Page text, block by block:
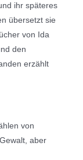
ihr späteres
übersetzt sie
von Ida
den
erzählt
von
aber